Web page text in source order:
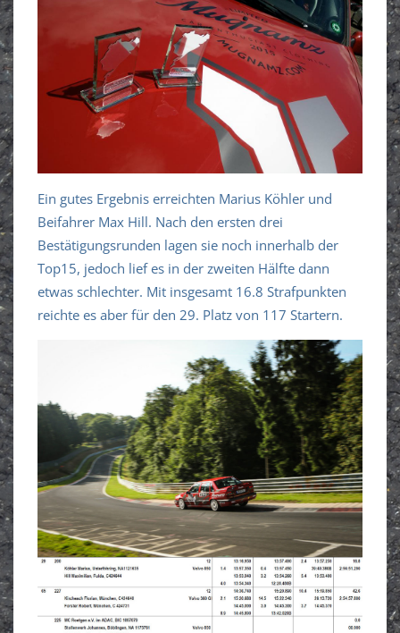
Ein gutes Ergebnis erreichten Marius Köhler und
Beifahrer Max Hill. Nach den ersten drei
Bestätigungsrunden lagen sie noch innerhalb der
Top15, jedoch lief es in der zweiten Hälfte dann
etwas schlechter. Mit insgesamt 16.8 Strafpunkten
reichte es aber für den 29. Platz von 117 Startern.